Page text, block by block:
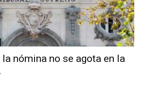
nómina no se agota en la